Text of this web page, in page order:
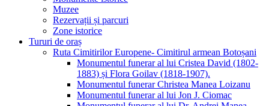
Muzee
Rezervații și parcuri
Zone istorice
Tururi de oraș
Ruta Cimitirilor Europene- Cimitirul armean Botoșani
Monumentul funerar al lui Cristea David (1802-
1883) și Flora Goilav (1818-1907).
Monumentul funerar Christea Manea Loizanu
Monumentul funerar al lui Jon J. Ciomac